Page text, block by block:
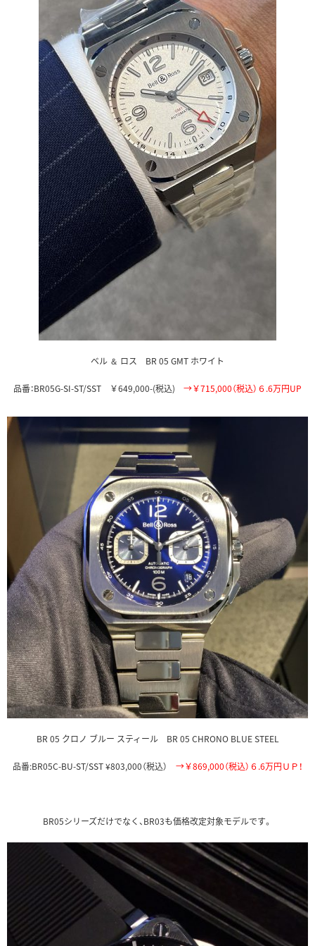
ベル ＆ ロス BR 05 GMT ホワイト
品番：BR05G-SI-ST/SST ￥649,000-(税込) →￥715,000（税込）６.6万円UP
BR 05 クロノ ブルー スティール BR 05 CHRONO BLUE STEEL
品番:BR05C-BU-ST/SST ¥803,000（税込） →￥869,000（税込）６.6万円ＵＰ！
BR05シリーズだけでなく、BR03も価格改定対象モデルです。